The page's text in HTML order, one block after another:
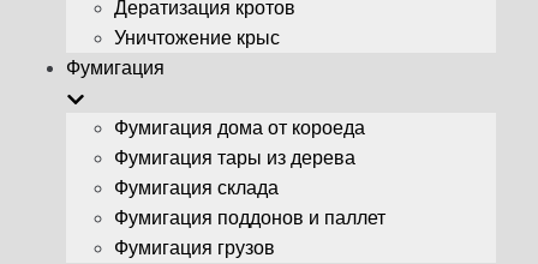
Дератизация кротов
Уничтожение крыс
Фумигация
Фумигация дома от короеда
Фумигация тары из дерева
Фумигация склада
Фумигация поддонов и паллет
Фумигация грузов